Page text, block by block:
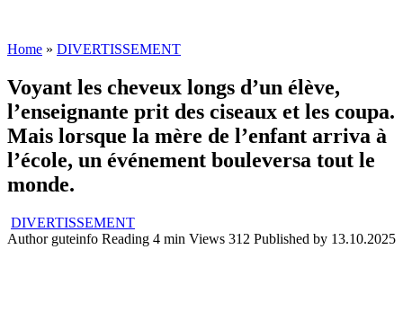
Home » DIVERTISSEMENT
Voyant les cheveux longs d’un élève,
l’enseignante prit des ciseaux et les coupa.
Mais lorsque la mère de l’enfant arriva à
l’école, un événement bouleversa tout le
monde.
DIVERTISSEMENT
Author guteinfo Reading 4 min Views 312 Published by 13.10.2025